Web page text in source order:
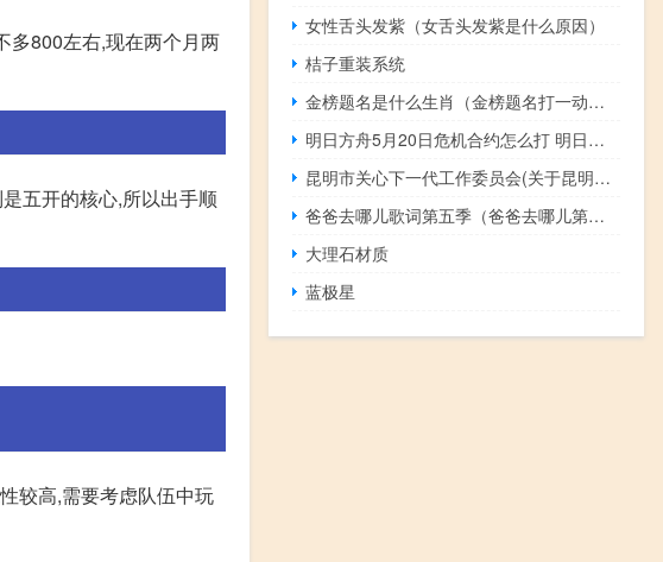
多800左右,现在两个月两
五开的核心,所以出手顺
较高,需要考虑队伍中玩
女性舌头发紫（女舌头发紫是什么原因）
桔子重装系统
金榜题名是什么生肖（金榜题名打一动物）
明日方舟5月20日危机合约怎么打 明日方舟6区废墟低配打法攻略
昆明市关心下一代工作委员会(关于昆明市关心下一代工作委员会的简介)
爸爸去哪儿歌词第五季（爸爸去哪儿第五季的简介）
大理石材质
蓝极星